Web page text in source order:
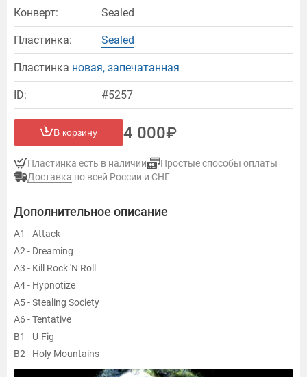
Конверт: Sealed
Пластинка: Sealed
Пластинка новая, запечатанная
ID: #5257
В корзину 4 000
Пластинка есть в наличии Простыеспособы оплаты
Доставка по всей России и СНГ
Дополнительное описание
A1 - Attack
A2 - Dreaming
A3 - Kill Rock 'N Roll
A4 - Hypnotize
A5 - Stealing Society
A6 - Tentative
B1 - U-Fig
B2 - Holy Mountains
B3 - Vicinity Of Obscenity